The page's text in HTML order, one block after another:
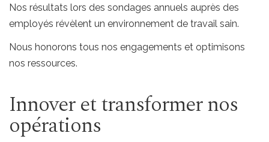
Nos résultats lors des sondages annuels auprès des
employés révèlent un environnement de travail sain.
Nous honorons tous nos engagements et optimisons
nos ressources.
Innover et transformer nos
opérations